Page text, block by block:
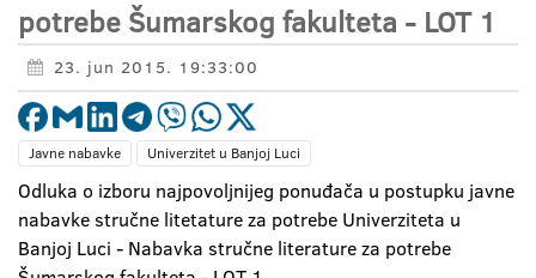
potrebe Šumarskog fakulteta - LOT 1
23. jun 2015. 19:33:00
Javne nabavke Univerzitet u Banjoj Luci
Odluka o izboru najpovoljnijeg ponuđača u postupku javne
nabavke stručne litetature za potrebe Univerziteta u
Banjoj Luci - Nabavka stručne literature za potrebe